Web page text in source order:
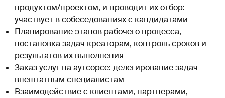
продуктом/проектом, и проводит их отбор:
участвует в собеседованиях с кандидатами
Планирование этапов рабочего процесса,
постановка задач креаторам, контроль сроков и
результатов их выполнения
Заказ услуг на аутсорсе: делегирование задач
внештатным специалистам
Взаимодействие с клиентами, партнерами,